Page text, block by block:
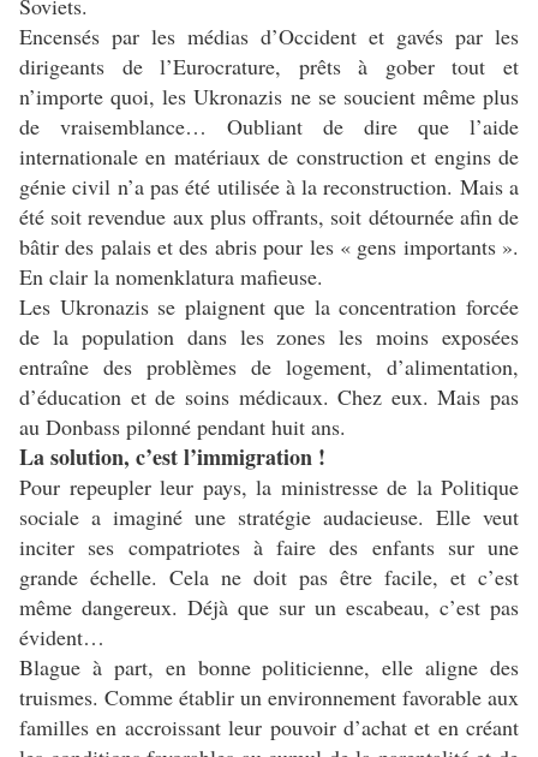
Soviets.
Encensés par les médias d’Occident et gavés par les
dirigeants de l’Eurocrature, prêts à gober tout et
n’importe quoi, les Ukronazis ne se soucient même plus
de vraisemblance… Oubliant de dire que l’aide
internationale en matériaux de construction et engins de
génie civil n’a pas été utilisée à la reconstruction. Mais a
été soit revendue aux plus offrants, soit détournée afin de
bâtir des palais et des abris pour les « gens importants ».
En clair la nomenklatura mafieuse.
Les Ukronazis se plaignent que la concentration forcée
de la population dans les zones les moins exposées
entraîne des problèmes de logement, d’alimentation,
d’éducation et de soins médicaux. Chez eux. Mais pas
au Donbass pilonné pendant huit ans.
La solution, c’est l’immigration !
Pour repeupler leur pays, la ministresse de la Politique
sociale a imaginé une stratégie audacieuse. Elle veut
inciter ses compatriotes à faire des enfants sur une
grande échelle. Cela ne doit pas être facile, et c’est
même dangereux. Déjà que sur un escabeau, c’est pas
évident…
Blague à part, en bonne politicienne, elle aligne des
truismes. Comme établir un environnement favorable aux
familles en accroissant leur pouvoir d’achat et en créant